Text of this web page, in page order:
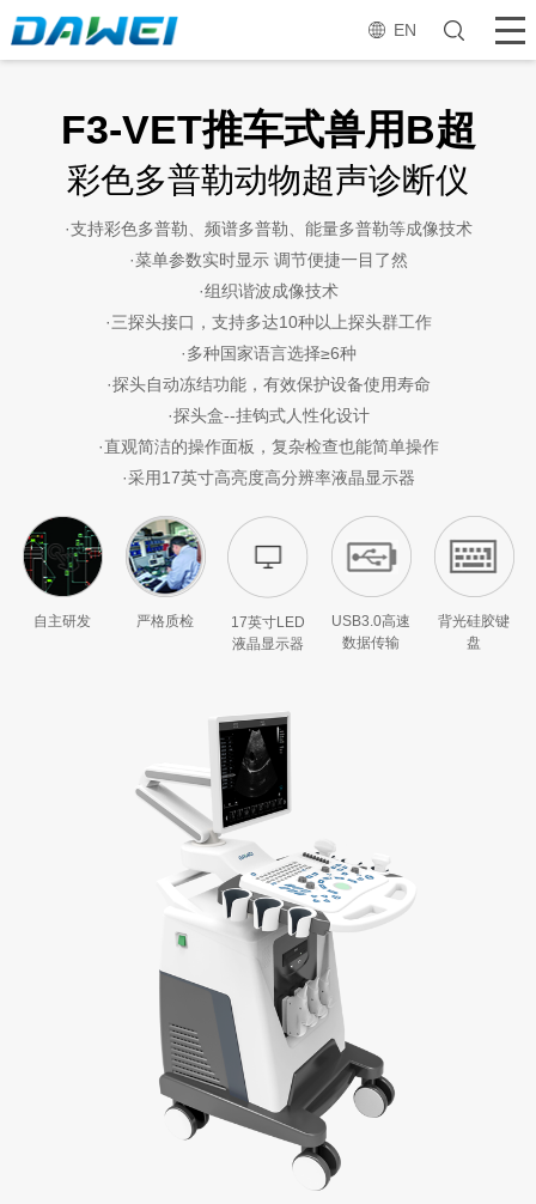
EN
F3-VET推车式兽用B超
彩色多普勒动物超声诊断仪
·支持彩色多普勒、频谱多普勒、能量多普勒等成像技术
·菜单参数实时显示 调节便捷一目了然
·组织谐波成像技术
·三探头接口，支持多达10种以上探头群工作
·多种国家语言选择≥6种
·探头自动冻结功能，有效保护设备使用寿命
·探头盒--挂钩式人性化设计
·直观简洁的操作面板，复杂检查也能简单操作
·采用17英寸高亮度高分辨率液晶显示器
自主研发 严格质检
17英寸LED
液晶显示器
USB3.0高速
数据传输
背光硅胶键
盘